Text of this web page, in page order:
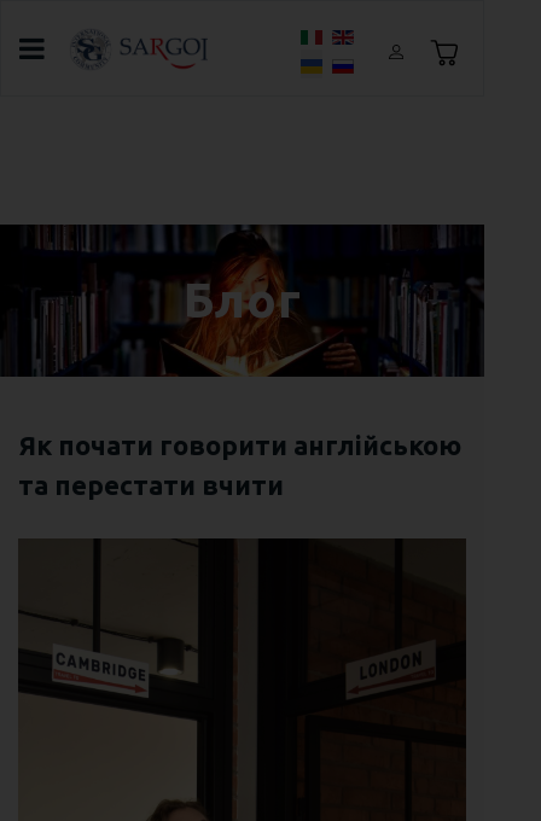
Оберіть свою мову
Блог
Як почати говорити англійською
та перестати вчити